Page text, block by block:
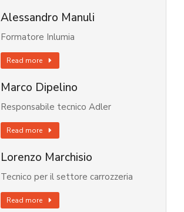
Alessandro Manuli
Formatore Inlumia
Read more
Marco Dipelino
Responsabile tecnico Adler
Read more
Lorenzo Marchisio
Tecnico per il settore carrozzeria
Read more